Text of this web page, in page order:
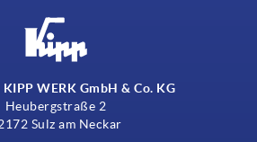
WERK GmbH & Co. KG
Heubergstraße 2
Sulz am Neckar